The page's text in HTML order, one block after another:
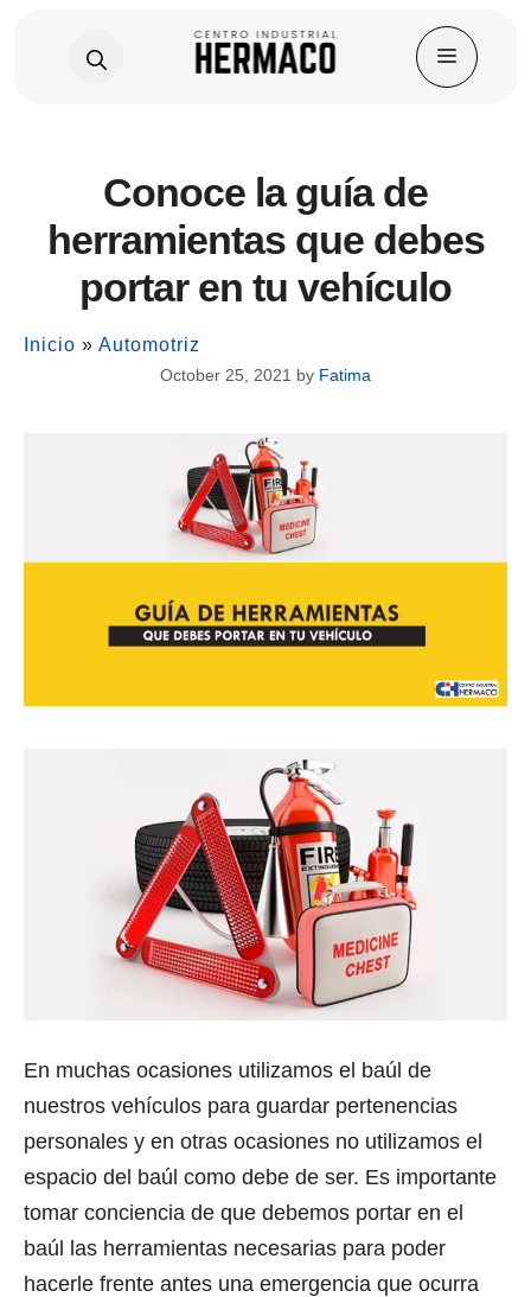
content
Conoce la guía de
herramientas que debes
portar en tu vehículo
Inicio » Automotriz
October 25, 2021 by Fatima
En muchas ocasiones utilizamos el baúl de
nuestros vehículos para guardar pertenencias
personales y en otras ocasiones no utilizamos el
espacio del baúl como debe de ser. Es importante
tomar conciencia de que debemos portar en el
baúl las herramientas necesarias para poder
hacerle frente antes una emergencia que ocurra